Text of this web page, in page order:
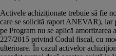
Activele achiziționate trebuie să fie
care se solicită raport ANEVAR), iar
pe Program nu se aplică amortizarea
227/2015 privind Codul fiscal, cu
ulterioare. În cazul activelor